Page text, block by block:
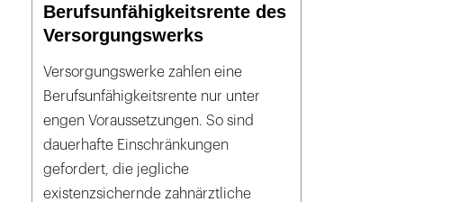
Berufsunfähigkeitsrente des
Versorgungswerks
Versorgungswerke zahlen eine
Berufsunfähigkeitsrente nur unter
engen Voraussetzungen. So sind
dauerhafte Einschränkungen
gefordert, die jegliche
existenzsichernde zahnärztliche